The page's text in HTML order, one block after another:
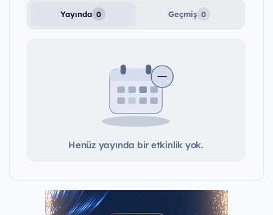
Yayında 0 Geçmiş 0
Henüz yayında bir etkinlik yok.